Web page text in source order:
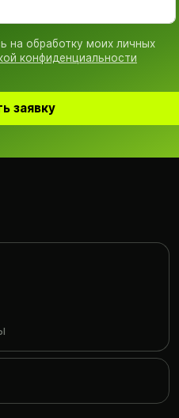
на обработку моих личных
конфиденциальности
заявку